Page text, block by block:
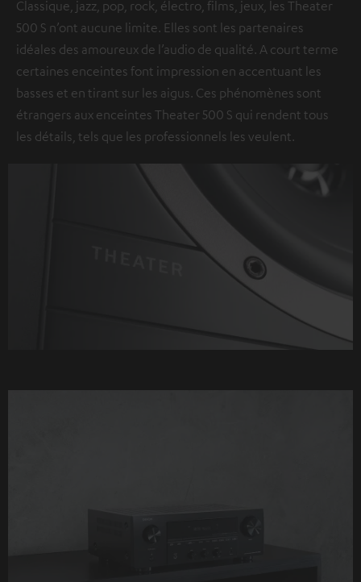
Classique, jazz, pop, rock, électro, films, jeux, les Theater
500 S n’ont aucune limite. Elles sont les partenaires
idéales des amoureux de l’audio de qualité. A court terme
certaines enceintes font impression en accentuant les
basses et en tirant sur les aigus. Ces phénomènes sont
étrangers aux enceintes Theater 500 S qui rendent tous
les détails, tels que les professionnels les veulent.